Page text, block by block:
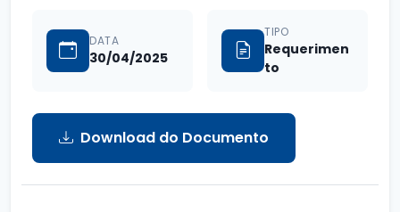
DATA
30/04/2025
TIPO
Requerimen
to
Download do Documento